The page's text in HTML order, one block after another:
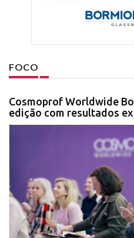
FOCO
Cosmoprof Worldwide
edição com resultados